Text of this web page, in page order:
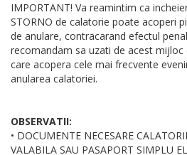
IMPORTANT! Va reamintim ca
STORNO de calatorie poate acoperi
de anulare, contracarand efectul
recomandam sa uzati de acest
care acopera cele mai frecvente
anularea calatoriei.
OBSERVATII:
• DOCUMENTE NECESARE
VALABILA SAU PASAPORT SIMPLU